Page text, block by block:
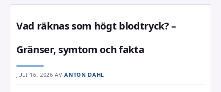
Vad räknas som högt blodtryck? –
Gränser, symtom och fakta
JULI 16, 2026 AVANTON DAHL